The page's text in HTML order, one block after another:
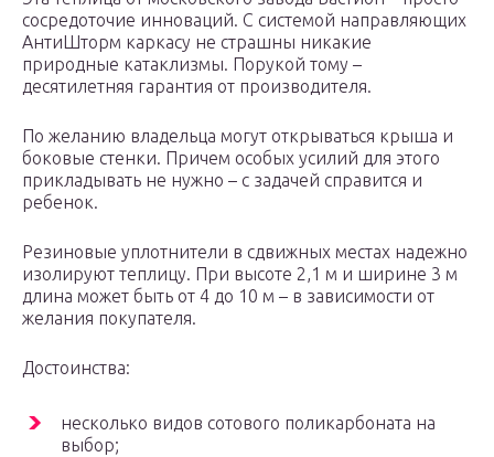
сосредоточие инноваций. С системой направляющих
АнтиШторм каркасу не страшны никакие
природные катаклизмы. Порукой тому –
десятилетняя гарантия от производителя.
По желанию владельца могут открываться крыша и
боковые стенки. Причем особых усилий для этого
прикладывать не нужно – с задачей справится и
ребенок.
Резиновые уплотнители в сдвижных местах надежно
изолируют теплицу. При высоте 2,1 м и ширине 3 м
длина может быть от 4 до 10 м – в зависимости от
желания покупателя.
Достоинства:
несколько видов сотового поликарбоната на
выбор;